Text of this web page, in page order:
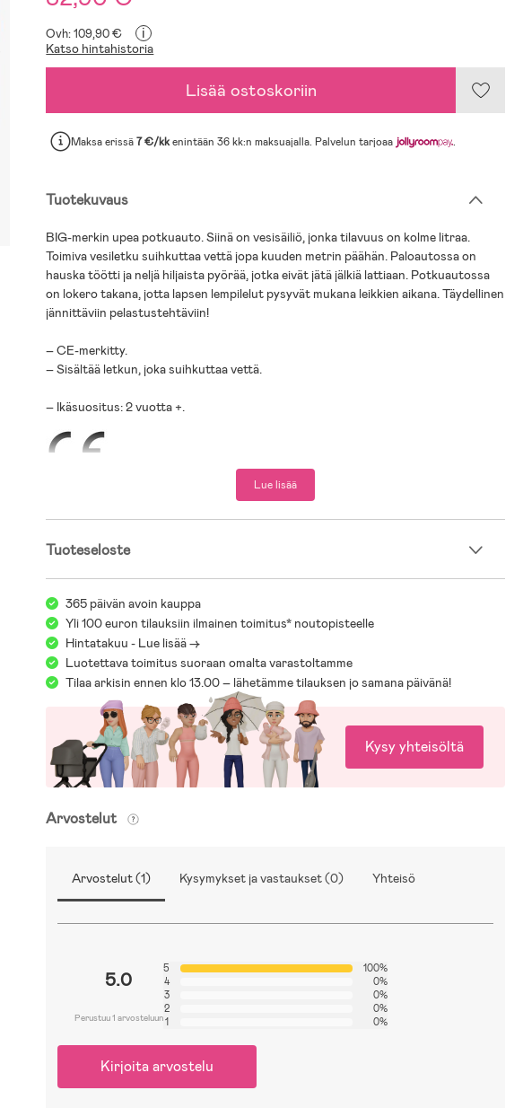
Ovh: 109,90 € i
Katso hintahistoria
Lisää ostoskoriin
Maksa erissä7 €/kkenintään 36 kk:n maksuajalla. Palvelun tarjoaa .
Tuotekuvaus
BIG-merkin upea potkuauto. Siinä on vesisäiliö, jonka tilavuus on kolme litraa.
Toimiva vesiletku suihkuttaa vettä jopa kuuden metrin päähän. Paloautossa on
hauska töötti ja neljä hiljaista pyörää, jotka eivät jätä jälkiä lattiaan. Potkuautossa
on lokero takana, jotta lapsen lempilelut pysyvät mukana leikkien aikana. Täydellinen
jännittäviin pelastustehtäviin!
– CE-merkitty.
– Sisältää letkun, joka suihkuttaa vettä.
– Ikäsuositus: 2 vuotta +.
Lue lisää
Tuoteseloste
365 päivän avoin kauppa
Yli 100 euron tilauksiin ilmainen toimitus* noutopisteelle
Hintatakuu - Lue lisää ->
Luotettava toimitus suoraan omalta varastoltamme
Tilaa arkisin ennen klo 13.00 – lähetämme tilauksen jo samana päivänä!
Kysy yhteisöltä
Arvostelut
Arvostelut (1) Kysymykset ja vastaukset (0) Yhteisö
5.0
Perustuu 1 arvosteluun
5
100%
4
0%
3
0%
2
0%
1
0%
Kirjoita arvostelu